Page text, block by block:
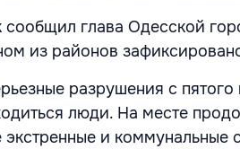
сообщил глава Одесской
из районов
разрушения с
люди. На месте
экстренные и коммунальные